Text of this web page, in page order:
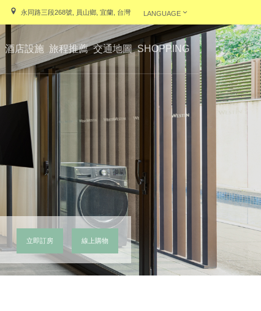
永同路三段268號, 員山鄉, 宜蘭, 台灣 LANGUAGE
酒店設施 旅程推薦 交通地圖 SHOPPING
立即訂房 線上購物